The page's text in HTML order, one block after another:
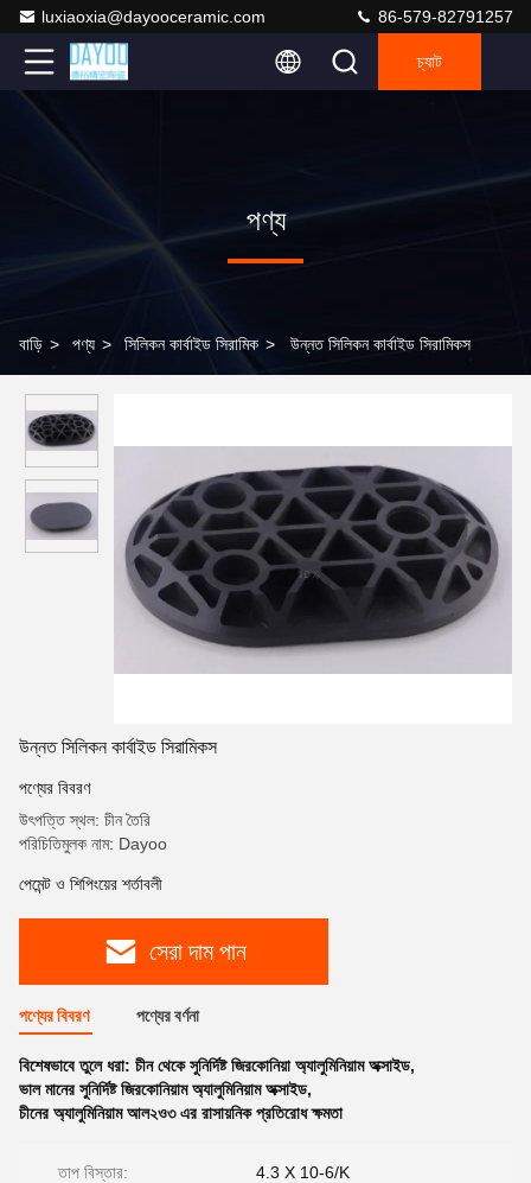
luxiaoxia@dayooceramic.com 86-579-82791257
চ্যাট
পণ্য
বাড়ি > পণ্য > সিলিকন কার্বাইড সিরামিক > উন্নত সিলিকন কার্বাইড সিরামিকস
উন্নত সিলিকন কার্বাইড সিরামিকস
পণ্যের বিবরণ
উৎপত্তি স্থল: চীন তৈরি
পরিচিতিমুলক নাম: Dayoo
পেমেন্ট ও শিপিংয়ের শর্তাবলী
সেরা দাম পান
পণ্যের বিবরণ পণ্যের বর্ণনা
বিশেষভাবে তুলে ধরা: চীন থেকে সুনির্দিষ্ট জিরকোনিয়া অ্যালুমিনিয়াম অক্সাইড,
ভাল মানের সুনির্দিষ্ট জিরকোনিয়াম অ্যালুমিনিয়াম অক্সাইড,
চীনের অ্যালুমিনিয়াম আল২ও৩ এর রাসায়নিক প্রতিরোধ ক্ষমতা
তাপ বিস্তার: 4.3 X 10-6/K